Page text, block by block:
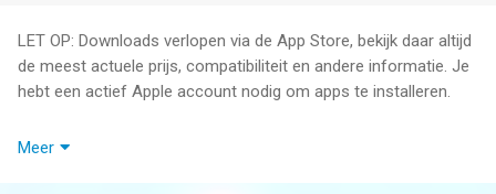
LET OP: Downloads verlopen via de App Store, bekijk daar altijd
de meest actuele prijs, compatibiliteit en andere informatie. Je
hebt een actief Apple account nodig om apps te installeren.
Do you have a passion for racing? For speed? Get ready for
Meer